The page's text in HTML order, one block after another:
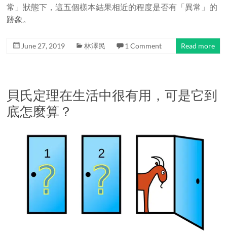
常」狀態下，這五個樣本結果相近的程度是否有「異常」的
跡象。
June 27, 2019 林澤民 1 Comment Read more
貝氏定理在生活中很有用，可是它到
底怎麼算？